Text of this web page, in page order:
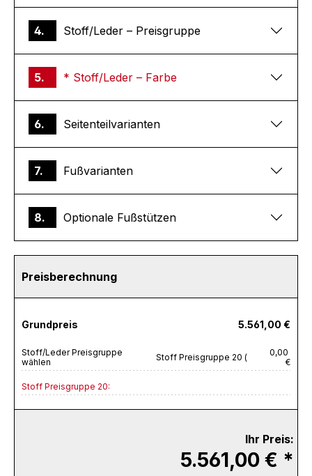
4. Stoff/Leder – Preisgruppe
5. * Stoff/Leder – Farbe
6. Seitenteilvarianten
7. Fußvarianten
8. Optionale Fußstützen
Preisberechnung
Grundpreis 5.561,00 €
Stoff/Leder Preisgruppe
wählen
Stoff Preisgruppe 20 (
0,00
€
Stoff Preisgruppe 20:
Ihr Preis:
5.561,00 € *